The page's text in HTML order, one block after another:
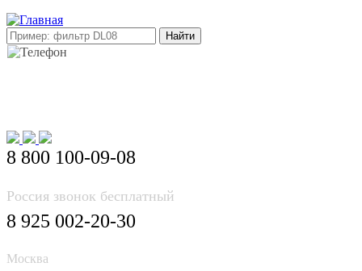
8 800 100-09-08
Россия звонок бесплатный
8 925 002-20-30
Москва